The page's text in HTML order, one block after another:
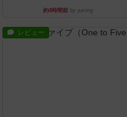
約4時間前 by jurong
レビュー